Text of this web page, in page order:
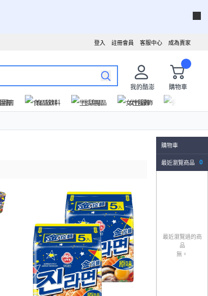
成為賣家
客服中心
註冊會員
登入
我的酷澎
購物車
圖書 食品飲料 生活用品 女性服飾
購物車
最近瀏覽商品 0
最近瀏覽過的商
品
無。